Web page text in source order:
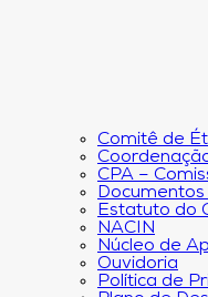
Comitê de
CPA –
Estatuto do
NACIN
Núcleo de
Ouvidoria
Política de